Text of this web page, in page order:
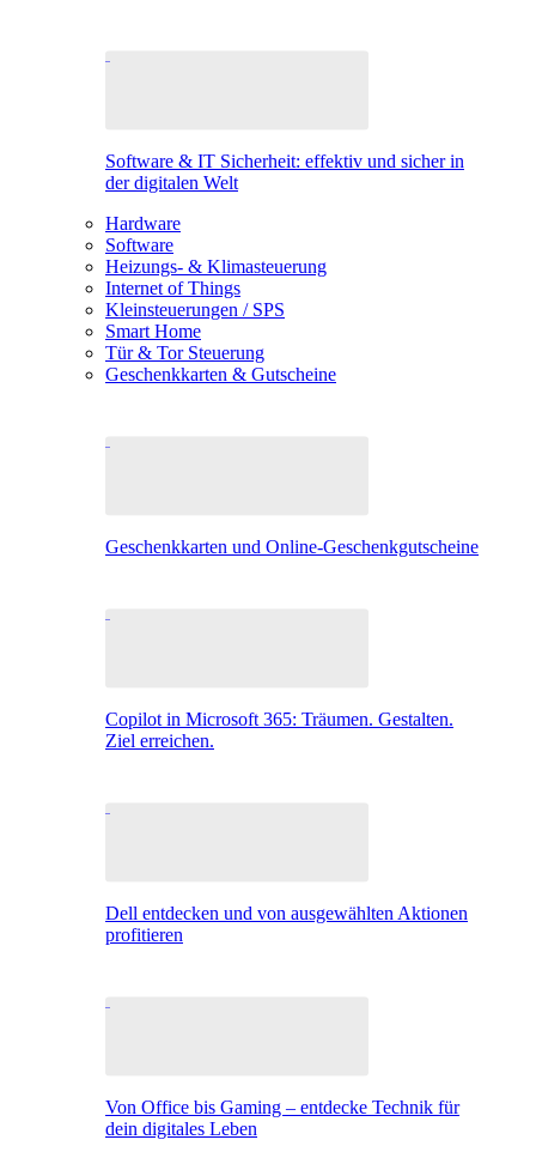
Software & IT Sicherheit: effektiv und sicher in
der digitalen Welt
Hardware
Software
Heizungs- & Klimasteuerung
Internet of Things
Kleinsteuerungen / SPS
Smart Home
Tür & Tor Steuerung
Geschenkkarten & Gutscheine
Geschenkkarten und Online-Geschenkgutscheine
Copilot in Microsoft 365: Träumen. Gestalten.
Ziel erreichen.
Dell entdecken und von ausgewählten Aktionen
profitieren
Von Office bis Gaming – entdecke Technik für
dein digitales Leben